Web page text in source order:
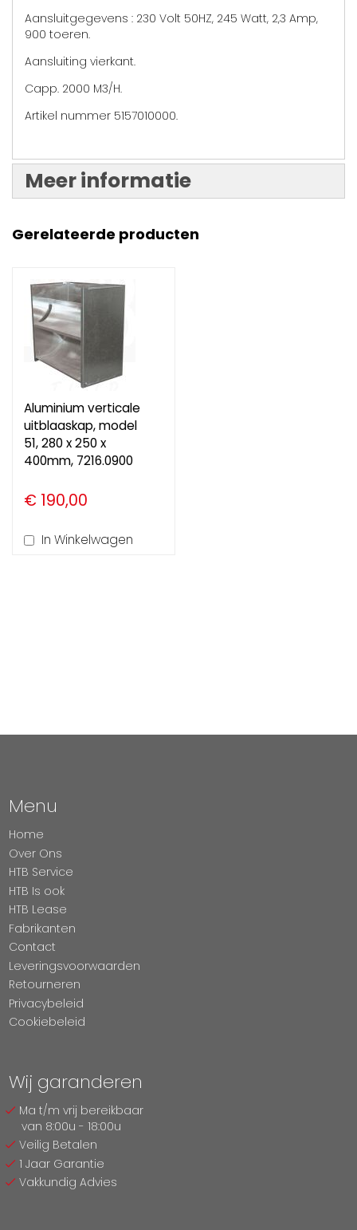
Aansluitgegevens : 230 Volt 50HZ, 245 Watt, 2,3 Amp,
900 toeren.
Aansluiting vierkant.
Capp. 2000 M3/H.
Artikel nummer 5157010000.
Meer informatie
Gerelateerde producten
Aluminium verticale
uitblaaskap, model
51, 280 x 250 x
400mm, 7216.0900
€ 190,00
In Winkelwagen
Menu
Home
Over Ons
HTB Service
HTB Is ook
HTB Lease
Fabrikanten
Contact
Leveringsvoorwaarden
Retourneren
Privacybeleid
Cookiebeleid
Wij garanderen
Ma t/m vrij bereikbaar
van 8:00u - 18:00u
Veilig Betalen
1 Jaar Garantie
Vakkundig Advies